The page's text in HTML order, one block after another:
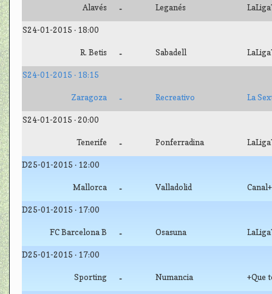
Alavés - Leganés
S24-01-2015 · 18:00
R. Betis - Sabadell
S24-01-2015 · 18:15
Zaragoza - Recreativo La
S24-01-2015 · 20:00
Tenerife - Ponferradina
D25-01-2015 · 12:00
Mallorca - Valladolid
D25-01-2015 · 17:00
FC Barcelona B - Osasuna
D25-01-2015 · 17:00
Sporting - Numancia +Que